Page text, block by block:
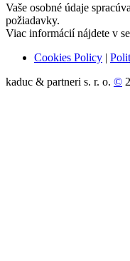
Vaše osobné údaje
požiadavky.
Viac informácií nájdete v
Cookies Policy |
kaduc & partneri s. r. o. ©